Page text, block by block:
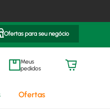
Ofertas para seu negócio
meus pedidos
Ofertas